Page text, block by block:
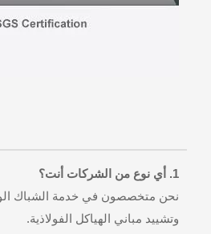
1. أي نوع من الشركات أنت؟
نحن متخصصون في خدمة الشباك
وتشييد مباني الهياكل الفولاذية.